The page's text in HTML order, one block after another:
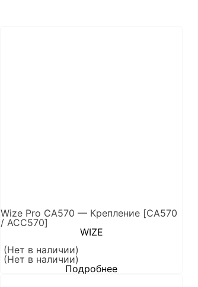
Wize Pro CA570 — Крепление [CА570
/ ACC570]
WIZE
(Нет в наличии)
(Нет в наличии)
Подробнее